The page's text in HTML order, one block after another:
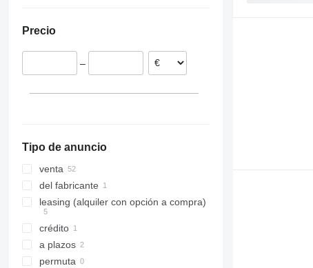
España
Suecia
Precio
–
Tipo de anuncio
venta
del fabricante
leasing (alquiler con opción a compra)
crédito
a plazos
permuta